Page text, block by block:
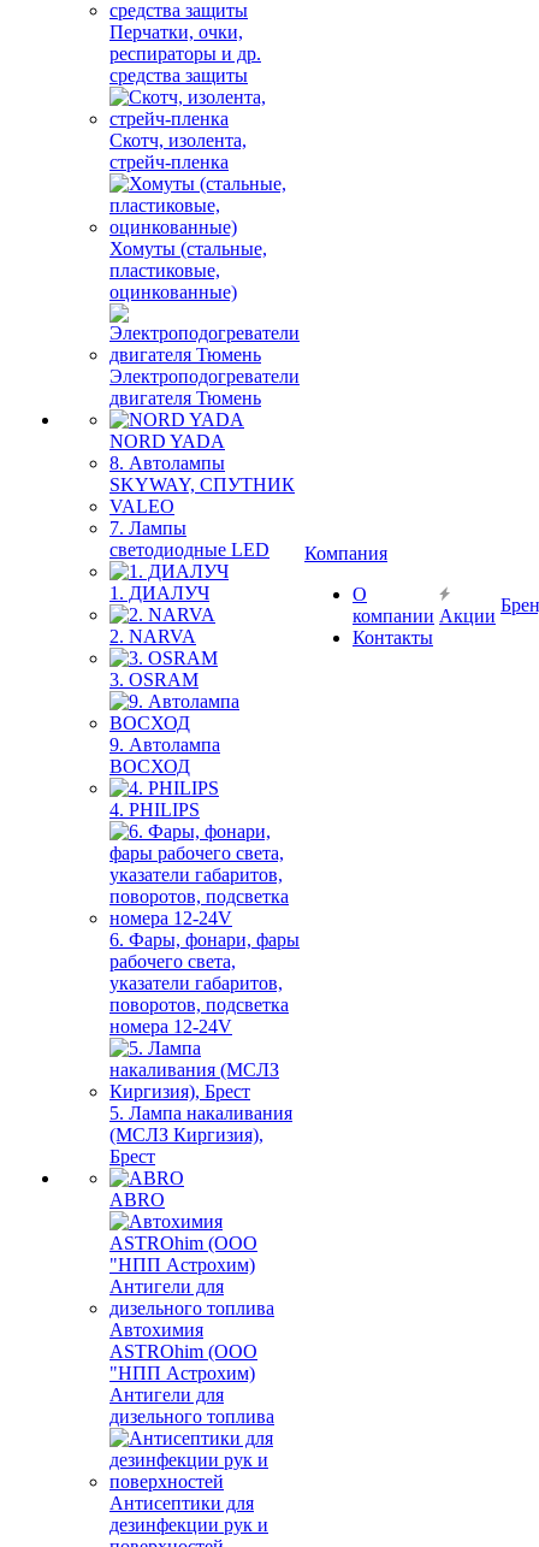
Перчатки, очки,
респираторы и др.
средства защиты
Скотч, изолента,
стрейч-пленка
Хомуты (стальные,
пластиковые,
оцинкованные)
Электроподогреватели
двигателя Тюмень
NORD YADA
8. Автолампы
SKYWAY, СПУТНИК
VALEO
7. Лампы
светодиодные LED
1. ДИАЛУЧ
2. NARVA
3. OSRAM
9. Автолампа
ВОСХОД
4. PHILIPS
6. Фары, фонари, фары
рабочего света,
указатели габаритов,
поворотов, подсветка
номера 12-24V
5. Лампа накаливания
(МСЛЗ Киргизия),
Брест
ABRO
Автохимия
ASTROhim (ООО
"НПП Астрохим)
Антигели для
дизельного топлива
Антисептики для
дезинфекции рук и
Компания
О
компании
Контакты
Акции